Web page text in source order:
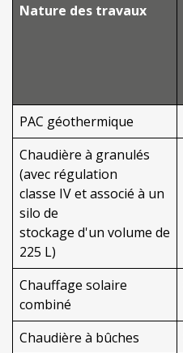
Nature des travaux
PAC géothermique
Chaudière à granulés
(avec régulation
classe IV et associé à un
silo de
stockage d'un volume de
225 L)
Chauffage solaire
combiné
Chaudière à bûches